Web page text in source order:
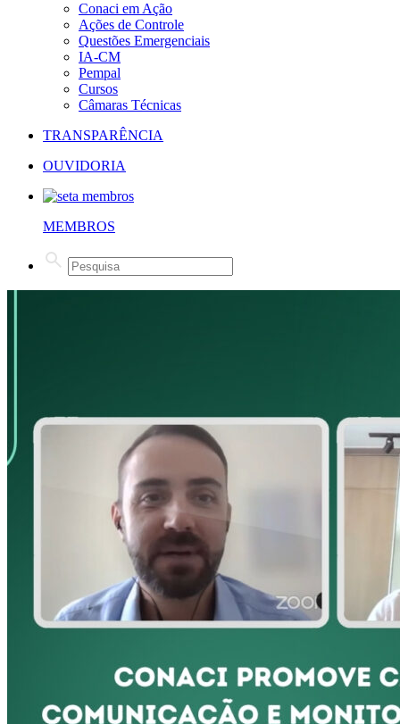
Conaci em Ação
Ações de Controle
Questões Emergenciais
IA-CM
Pempal
Cursos
Câmaras Técnicas
TRANSPARÊNCIA
OUVIDORIA
MEMBROS